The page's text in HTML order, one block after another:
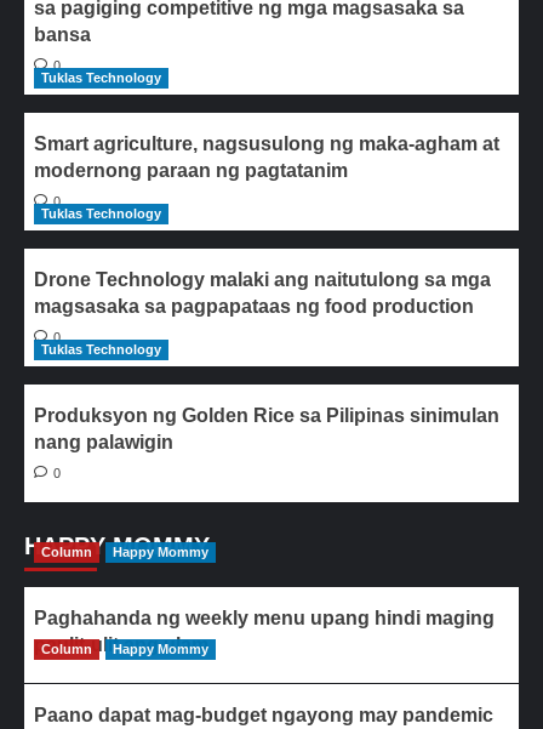
sa pagiging competitive ng mga magsasaka sa
bansa
0
Tuklas Technology
Smart agriculture, nagsusulong ng maka-agham at
modernong paraan ng pagtatanim
0
Tuklas Technology
Drone Technology malaki ang naitutulong sa mga
magsasaka sa pagpapataas ng food production
0
Tuklas Technology
Produksyon ng Golden Rice sa Pilipinas sinimulan
nang palawigin
0
HAPPY MOMMY
Column Happy Mommy
Paghahanda ng weekly menu upang hindi maging
paulit-ulit ang ulam
Column Happy Mommy
Paano dapat mag-budget ngayong may pandemic